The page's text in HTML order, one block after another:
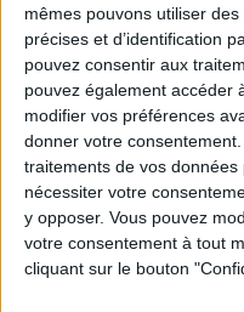
mêmes pouvons utiliser
précises et d’identification
pouvez consentir aux
pouvez également accéder
modifier vos préférences
donner votre consentement.
traitements de vos
nécessiter votre
y opposer. Vous pouvez
votre consentement à tout
cliquant sur le bouton
15 IDEAS FOR